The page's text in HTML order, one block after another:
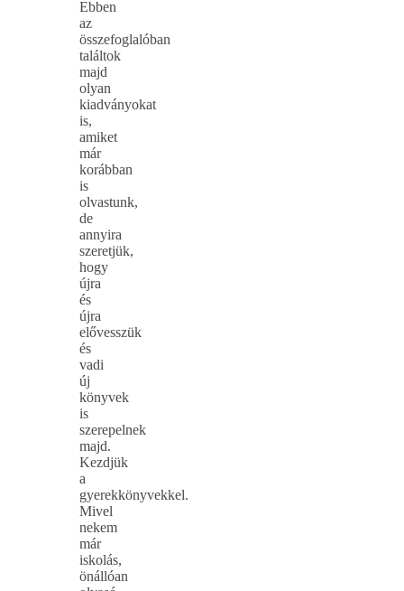
Ebben
az
összefoglalóban
találtok
majd
olyan
kiadványokat
is,
amiket
már
korábban
is
olvastunk,
de
annyira
szeretjük,
hogy
újra
és
újra
elővesszük
és
vadi
új
könyvek
is
szerepelnek
majd.
Kezdjük
a
gyerekkönyvekkel.
Mivel
nekem
már
iskolás,
önállóan